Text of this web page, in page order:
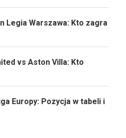
Legia Warszawa: Kto zagra
vs Aston Villa: Kto
Europy: Pozycja w tabeli i